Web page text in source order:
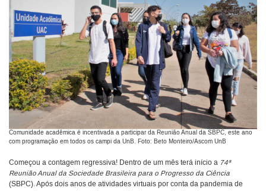
Comunidade acadêmica é incentivada a participar da Reunião Anual da SBPC, este ano
com programação em todos os campi da UnB. Foto: Beto Monteiro/Ascom UnB
Começou a contagem regressiva! Dentro de um mês terá início a 74ª
Reunião Anual da Sociedade Brasileira para o Progresso da Ciência
(SBPC). Após dois anos de atividades virtuais por conta da pandemia de